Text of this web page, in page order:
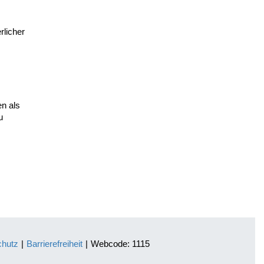
als
| Barrierefreiheit | Webcode: 1115